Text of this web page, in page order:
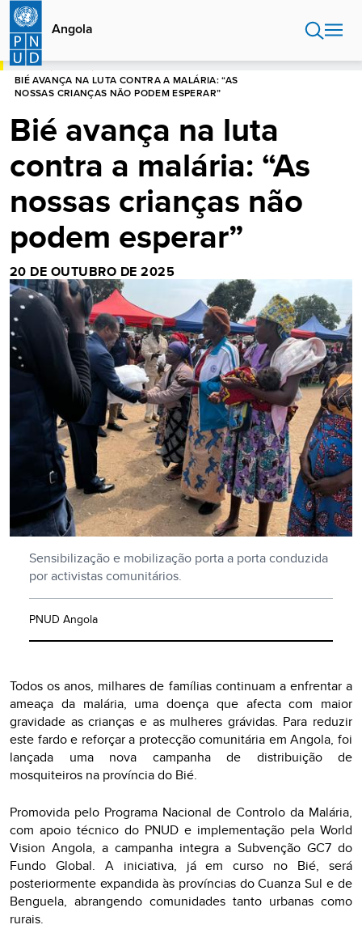
Passar
para
conteúdo
principal
Angola
INÍCIO
BIÉ AVANÇA NA LUTA CONTRA A MALÁRIA: “AS
NOSSAS CRIANÇAS NÃO PODEM ESPERAR”
Bié avança na luta
contra a malária: “As
nossas crianças não
podem esperar”
20 DE OUTUBRO DE 2025
Sensibilização e mobilização porta a porta conduzida
por activistas comunitários.
PNUD Angola
Todos os anos, milhares de famílias continuam a enfrentar a
ameaça da malária, uma doença que afecta com maior
gravidade as crianças e as mulheres grávidas. Para reduzir
este fardo e reforçar a protecção comunitária em Angola, foi
lançada uma nova campanha de distribuição de
mosquiteiros na província do Bié.
Promovida pelo Programa Nacional de Controlo da Malária,
com apoio técnico do PNUD e implementação pela World
Vision Angola, a campanha integra a Subvenção GC7 do
Fundo Global. A iniciativa, já em curso no Bié, será
posteriormente expandida às províncias do Cuanza Sul e de
Benguela, abrangendo comunidades tanto urbanas como
rurais.